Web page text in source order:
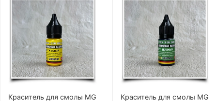
Краситель для смолы MG
Краситель для смолы MG